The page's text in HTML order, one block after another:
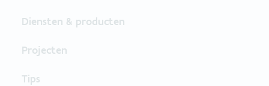
Diensten & producten
Projecten
Tips